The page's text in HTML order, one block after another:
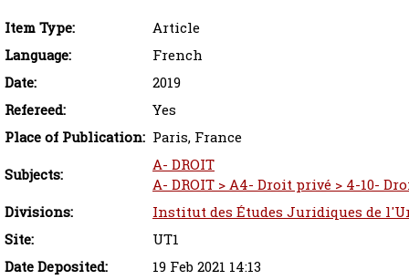
Item Type:
Article
Language:
French
Date:
2019
Refereed:
Yes
Place of Publication: Paris, France
Subjects:
A- DROIT
A- DROIT > A4- Droit privé > 4-10-
Divisions:
Institut des Études Juridiques de
Site:
UT1
Date Deposited:
19 Feb 2021 14:13